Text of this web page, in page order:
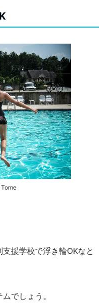
援学校で浮き輪OKなと
でしょう。